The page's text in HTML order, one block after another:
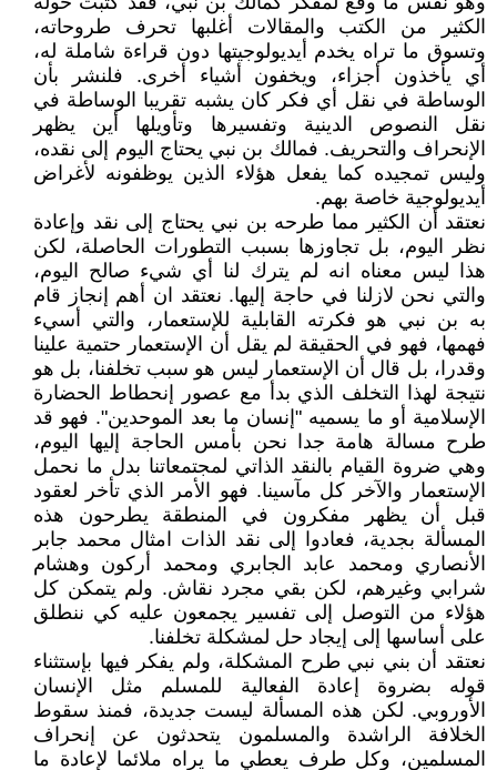
الكثير من الكتب والمقالات أغلبها تحرف طروحاته،
وتسوق ما تراه يخدم أيديولوجيتها دون قراءة شاملة له،
أي يأخذون أجزاء، ويخفون أشياء أخرى. فلنشر بأن
الوساطة في نقل أي فكر كان يشبه تقريبا الوساطة في
نقل النصوص الدينية وتفسيرها وتأويلها أين يظهر
الإنحراف والتحريف. فمالك بن نبي يحتاج اليوم إلى نقده،
وليس تمجيده كما يفعل هؤلاء الذين يوظفونه لأغراض
أيديولوجية خاصة بهم.
نعتقد أن الكثير مما طرحه بن نبي يحتاج إلى نقد وإعادة
نظر اليوم، بل تجاوزها بسبب التطورات الحاصلة، لكن
هذا ليس معناه انه لم يترك لنا أي شيء صالح اليوم،
والتي نحن لازلنا في حاجة إليها. نعتقد ان أهم إنجاز قام
به بن نبي هو فكرته القابلية للإستعمار، والتي أسيء
فهمها، فهو في الحقيقة لم يقل أن الإستعمار حتمية علينا
وقدرا، بل قال أن الإستعمار ليس هو سبب تخلفنا، بل هو
نتيجة لهذا التخلف الذي بدأ مع عصور إنحطاط الحضارة
الإسلامية أو ما يسميه "إنسان ما بعد الموحدين". فهو قد
طرح مسالة هامة جدا نحن بأمس الحاجة إليها اليوم،
وهي ضروة القيام بالنقد الذاتي لمجتمعاتنا بدل ما نحمل
الإستعمار والآخر كل مآسينا. فهو الأمر الذي تأخر لعقود
قبل أن يظهر مفكرون في المنطقة يطرحون هذه
المسألة بجدية، فعادوا إلى نقد الذات امثال محمد جابر
الأنصاري ومحمد عابد الجابري ومحمد أركون وهشام
شرابي وغيرهم، لكن بقي مجرد نقاش. ولم يتمكن كل
هؤلاء من التوصل إلى تفسير يجمعون عليه كي ننطلق
على أساسها إلى إيجاد حل لمشكلة تخلفنا.
نعتقد أن بني نبي طرح المشكلة، ولم يفكر فيها بإستثناء
قوله بضروة إعادة الفعالية للمسلم مثل الإنسان
الأوروبي. لكن هذه المسألة ليست جديدة، فمنذ سقوط
الخلافة الراشدة والمسلمون يتحدثون عن إنحراف
المسلمين، وكل طرف يعطي ما يراه ملائما لإعادة ما